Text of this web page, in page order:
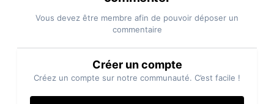
Vous devez être membre afin de pouvoir déposer un
commentaire
Créer un compte
Créez un compte sur notre communauté. C’est facile !